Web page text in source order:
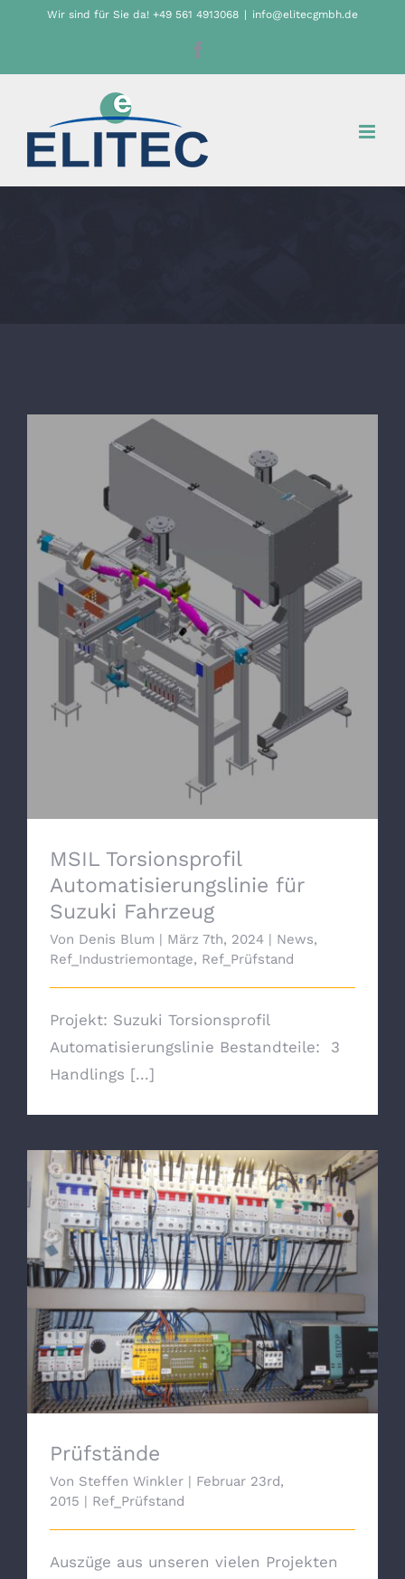
Wir sind für Sie da! +49 561 4913068 | info@elitecgmbh.de
MSIL Torsionsprofil Automatisierungslinie
für Suzuki Fahrzeug
MSIL Torsionsprofil
Automatisierungslinie für
Suzuki Fahrzeug
Von Denis Blum | März 7th, 2024 | News,
Ref_Industriemontage, Ref_Prüfstand
Projekt: Suzuki Torsionsprofil
Automatisierungslinie Bestandteile: 3
Handlings [...]
Prüfstände
Von Steffen Winkler
Februar 23rd,
2015
Ref_Prüfstand
Auszüge aus unseren vielen Projekten